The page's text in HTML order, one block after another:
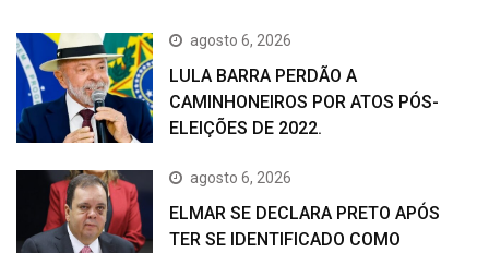
agosto 6, 2026
LULA BARRA PERDÃO A
CAMINHONEIROS POR ATOS PÓS-
ELEIÇÕES DE 2022.
agosto 6, 2026
ELMAR SE DECLARA PRETO APÓS
TER SE IDENTIFICADO COMO